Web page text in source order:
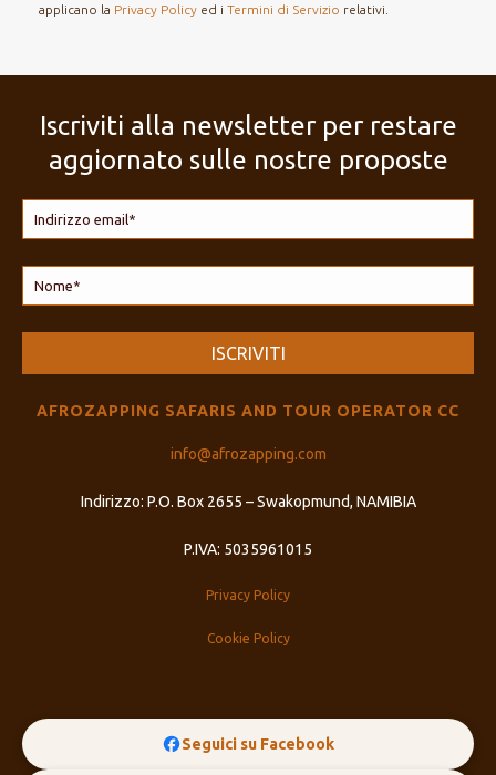
applicano la Privacy Policy ed i Termini di Servizio relativi.
Iscriviti alla newsletter per restare
aggiornato sulle nostre proposte
AFROZAPPING SAFARIS AND TOUR OPERATOR CC
info@afrozapping.com
Indirizzo: P.O. Box 2655 – Swakopmund, NAMIBIA
P.IVA: 5035961015
Privacy Policy
Cookie Policy
Seguici su Facebook